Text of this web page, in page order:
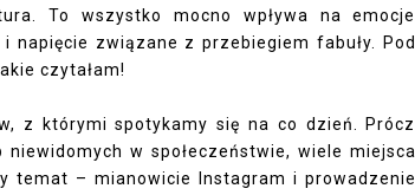
To wszystko mocno wpływa na emocje
napięcie związane z przebiegiem fabuły. Pod
czytałam!
z którymi spotykamy się na co dzień. Prócz
w społeczeństwie, wiele miejsca
temat – mianowicie Instagram i prowadzenie